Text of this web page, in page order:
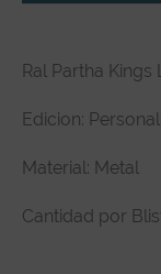
Reseñas de
Ral Partha
Edicion:
Material: Metal
Cantidad por